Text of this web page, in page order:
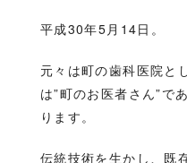
平成30年5月14日。
元々は町の歯科医院と
は”町のお医者さん”で
ります。
伝統技術を生かし、既